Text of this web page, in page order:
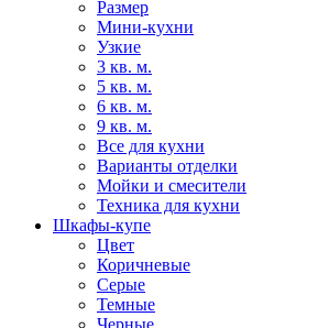
Размер
Мини-кухни
Узкие
3 кв. м.
5 кв. м.
6 кв. м.
9 кв. м.
Все для кухни
Варианты отделки
Мойки и смесители
Техника для кухни
Шкафы-купе
Цвет
Коричневые
Серые
Темные
Черные